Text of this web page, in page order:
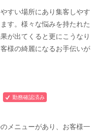
すい場所にあり集客しやす
す。様々な悩みを持たれた
が出てくると更にこうなり
様の綺麗になるお手伝いが
勤務確認済み
メニューがあり、お客様一